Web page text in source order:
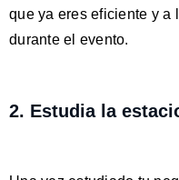
que ya eres eficiente y a
durante el evento.
2. Estudia la